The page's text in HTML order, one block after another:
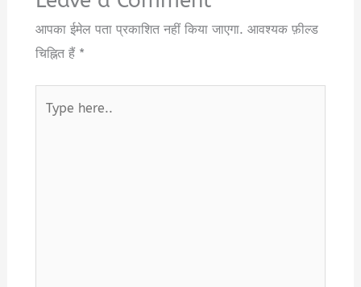
आपका ईमेल पता प्रकाशित नहीं किया जाएगा. आवश्यक फ़ील्ड
चिह्नित हैं *
here..